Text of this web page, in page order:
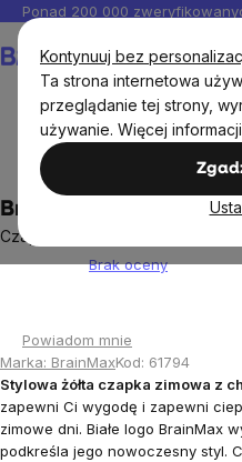
Kontynuuj bez
Ta strona internetowa
przeglądanie tej strony,
używanie. Więcej
Przejść
do
treści
Ponad 200 000
Ubrania i
BrainMax Czapka
Czapka zimowa unisex
wynosi
0,0
na
5
gwiazdek.
Brak oceny
Powiadom mnie
Marka: BrainMaxKod: 61794
Stylowa żółta czapka zimowa z
zapewni Ci wygodę i zapewni
zimowe dni. Białe logo BrainMax
podkreśla jego nowoczesny styl.